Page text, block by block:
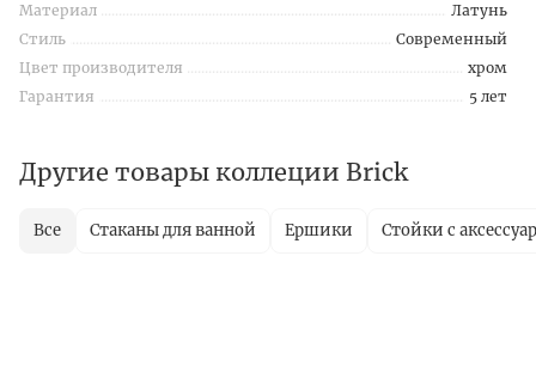
Материал
Латунь
Стиль
Современный
Цвет производителя
хром
Гарантия
5 лет
Другие товары коллеции Brick
Все Стаканы для ванной Ершики Стойки с